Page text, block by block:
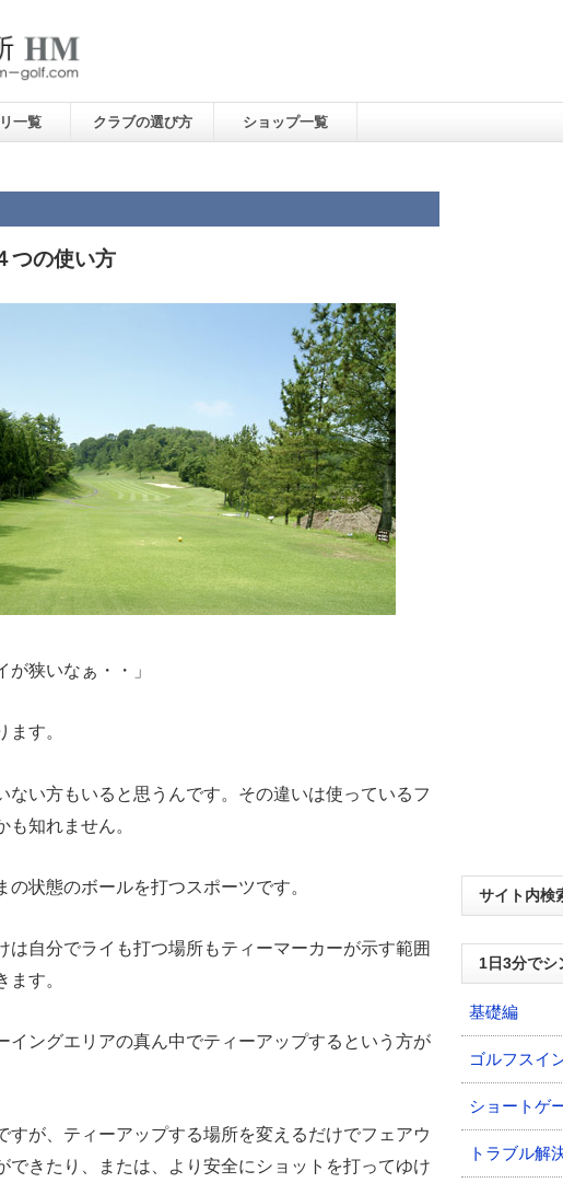
一覧 クラブの選び方 ショップ一覧
つの使い方
が狭いなぁ・・」
す。
ない方もいると思うんです。その違いは使っているフ
も知れません。
状態のボールを打つスポーツです。
は自分でライも打つ場所もティーマーカーが示す範囲
す。
イングエリアの真ん中でティーアップするという方が
すが、ティーアップする場所を変えるだけでフェアウ
できたり、または、より安全にショットを打ってゆけ
サイト内検
1日3分でシ
基礎編
ゴルフスイ
ショートゲ
トラブル解